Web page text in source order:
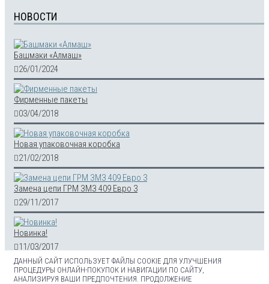
ДАННЫЙ САЙТ ИСПОЛЬЗУЕТ ФАЙЛЫ COOKIE ДЛЯ УЛУЧШЕНИЯ
ПРОЦЕДУРЫ ОНЛАЙН-ПОКУПОК И НАВИГАЦИИ ПО САЙТУ,
АНАЛИЗИРУЯ ВАШИ ПРЕДПОЧТЕНИЯ. ПРОДОЛЖЕНИЕ
НОВОСТИ
Башмаки «Алмаш»
26/01/2024
Фирменные пакеты
03/04/2018
Новая упаковочная коробка
21/02/2018
Замена цепи ГРМ ЗМЗ 409 Евро 3
29/11/2017
Новинка!
11/03/2017